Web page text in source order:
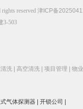
reserved 津ICP备
3-503
洗 | 高空清洗 | 项目管理 | 物
气体探测器 | 开锁公司 |